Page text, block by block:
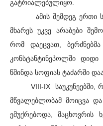
გატრიალებულიყო.
ამის შემდეგ ერთი
მხარეს უკვე არაბები
რომ დაეცვათ,
კონსტანტინეპოლში
წმინდა სოფიას ტაძარში
VIII-IX საუკუნეებში,
მწვალებლობამ მოიცვა
ემუქრებოდა, მაცხოვრის